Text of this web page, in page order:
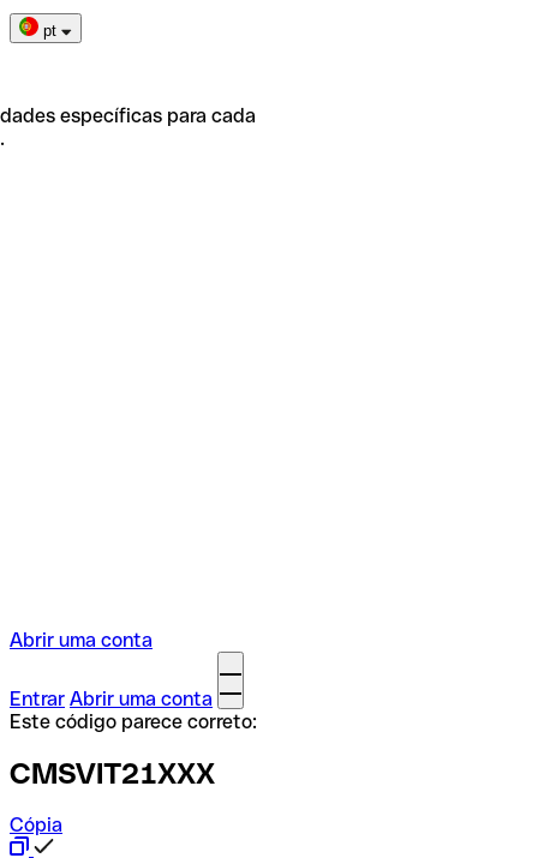
pt
específicas para cada
Abrir uma conta
Entrar Abrir uma conta
Este código parece correto:
CMSVIT21XXX
Cópia